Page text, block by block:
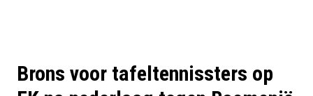
Brons voor tafeltennissters op